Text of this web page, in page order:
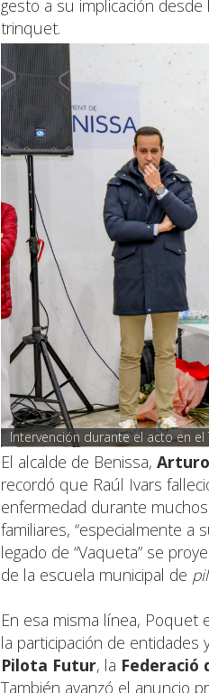
gesto a su implicación
trinquet.
Intervención durante el acto en
El alcalde de Benissa,
recordó que Raúl Ivars
enfermedad durante
familiares, “especialmente a
legado de “Vaqueta” se
de la escuela municipal de
En esa misma línea, Poquet
la participación de entidades
Pilota Futur, la Federació
También avanzó el anuncio